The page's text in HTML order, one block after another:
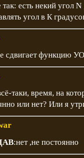
есть некий угол
угол в К
сдвигает функцию
таки, время, на
или нет? Или я
:нет ,не постоянно